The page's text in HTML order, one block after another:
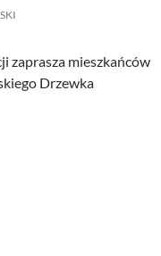
zaprasza mieszkańców
Drzewka
ubieranie choinki